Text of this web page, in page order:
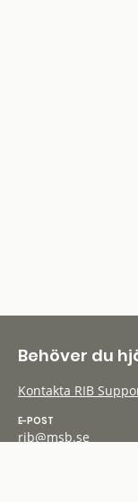
Behöver du
Kontakta RIB
E-POST
rib@msb.se